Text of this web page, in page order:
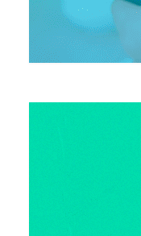
Fiscalização